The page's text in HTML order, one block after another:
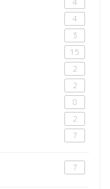
4
3
15
2
2
8
2
7
7